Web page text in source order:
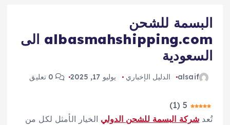
البسمة للشحن
albasmahshipping.com الى
السعودية
alsaif الدليل الإخباري يوليو 17, 2025
5
(
1
)
تُعد شركة البسمة للشحن الدولي الخيار الأمثل لكل من